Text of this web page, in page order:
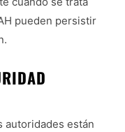
pueden persistir
autoridades están